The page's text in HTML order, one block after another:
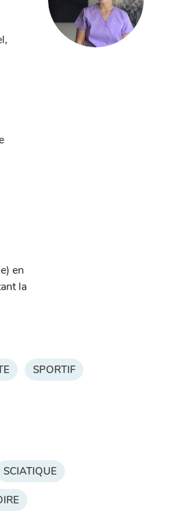
en
la
SPORTIF
SCIATIQUE